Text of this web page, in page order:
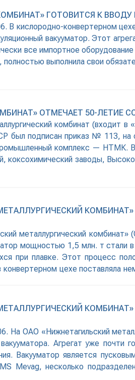
ГОТОВИТСЯ К
В кислородно-конвертерном
вакууматор. Этот
все импортное
выполнила свои
ОТМЕЧАЕТ 50-ЛЕТИЕ
комбинат (входит
был подписан приказ № 113, на
комплекс — НТМК. В
коксохимический заводы,
металлургический комбинат»
мощностью 1,5 млн. т стали
при плавке. Этот процесс
цехе поставляла
На ОАО «Нижнетагильский
Агрегат уже
Вакууматор является
Mevag, несколько